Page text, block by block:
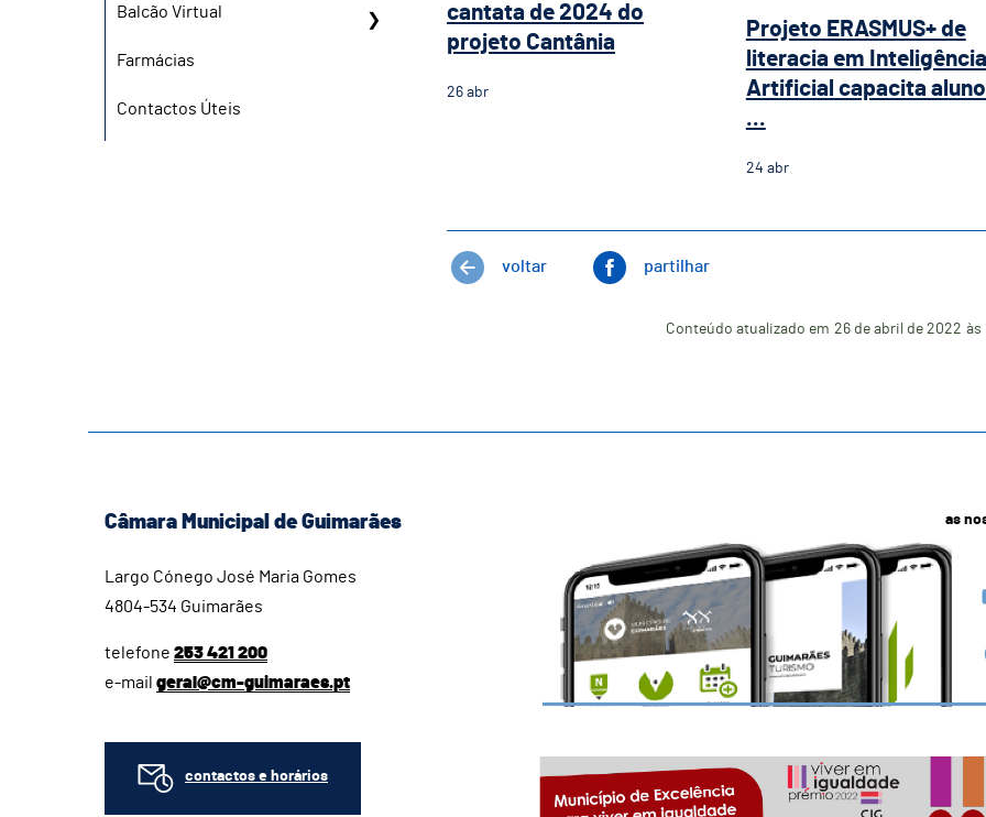
Balcão Virtual
Farmácias
Contactos Úteis
cantata de 2024 do
projeto Cantânia
26 abr
Projeto ERASMUS+ de
literacia em Inteligência
Artificial capacita
...
24 abr
voltar partilhar
Conteúdo atualizado em 26 de abril de 2022 às
Câmara Municipal de Guimarães
Largo Cónego José Maria Gomes
4804-534 Guimarães
telefone 253 421 200
e-mail geral@cm-guimaraes.pt
contactos e horários
as